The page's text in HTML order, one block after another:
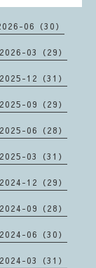
06（30）
2026-03（29）
2025-12（31）
2025-09（29）
2025-06（28）
2025-03（31）
2024-12（29）
2024-09（28）
2024-06（30）
2024-03（31）